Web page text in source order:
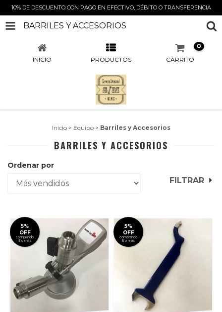
10% DE DESCUENTO CON PAGO EN EFECTIVO, DÉBITO O TRANSFERENCIA
BARRILES Y ACCESORIOS
INICIO PRODUCTOS CARRITO
0
Inicio > Equipo > Barriles y Accesorios
BARRILES Y ACCESORIOS
Ordenar por
FILTRAR
5%
OFF
comprando
5 o más
5%
OFF
comprando
5 o más